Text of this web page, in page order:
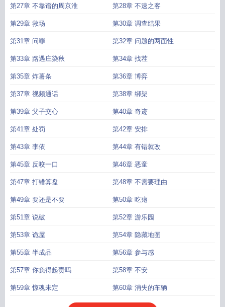
第27章 不靠谱的周京淮 第28章 不速之客
第29章 救场 第30章 调查结果
第31章 问罪 第32章 问题的两面性
第33章 路遇庄染秋 第34章 找茬
第35章 炸薯条 第36章 博弈
第37章 视频通话 第38章 绑架
第39章 父子交心 第40章 奇迹
第41章 处罚 第42章 安排
第43章 李依 第44章 有错就改
第45章 反咬一口 第46章 恶童
第47章 打错算盘 第48章 不需要理由
第49章 要还是不要 第50章 吃瘪
第51章 说破 第52章 游乐园
第53章 诡屋 第54章 隐藏地图
第55章 半成品 第56章 参与感
第57章 你负得起责吗 第58章 不安
第59章 惊魂未定 第60章 消失的车辆